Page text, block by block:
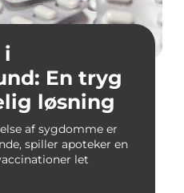
i
En tryg
løsning
af sygdomme er
spiller apoteker en
let